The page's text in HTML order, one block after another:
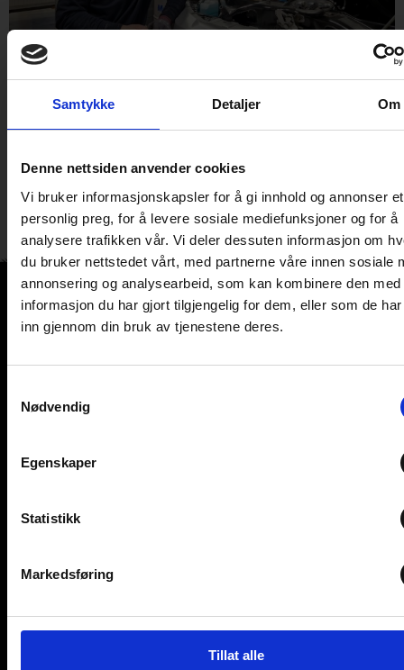
Samtykke Detaljer Om
Denne nettsiden anvender cookies
Vi bruker informasjonskapsler for å gi innhold og annonser et
personlig preg, for å levere sosiale mediefunksjoner og for å
analysere trafikken vår. Vi deler dessuten informasjon om
du bruker nettstedet vårt, med partnerne våre innen sosiale
annonsering og analysearbeid, som kan kombinere den med
informasjon du har gjort tilgjengelig for dem, eller som de
inn gjennom din bruk av tjenestene deres.
Nødvendig
Egenskaper
Statistikk
Markedsføring
Tillat alle
1. mars. Han har tidligere jobbet som mekaniker på bil
og anleggsmaskiner. Nå skal han være på
deg til å søke på denne stillingen? – Jeg ønsket noen
nye utfordringer og her får jeg muligheten til å gjøre litt
andre […]
Lørdag: 10-14
mandag-fredag: 08-16